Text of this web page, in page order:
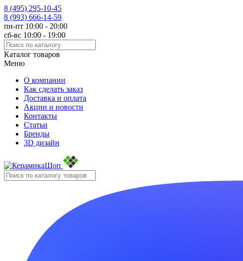
8 (495) 295-10-45
8 (993) 666-14-59
пн-пт 10:00 - 20:00
сб-вс 10:00 - 19:00
Каталог товаров
Меню
О компании
Как сделать заказ
Доставка и оплата
Акции и новости
Контакты
Статьи
Бренды
3D дизайн